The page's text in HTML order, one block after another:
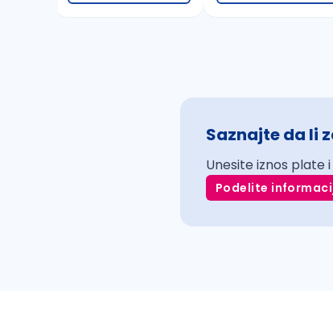
Saznajte da li
Unesite iznos plate
Podelite